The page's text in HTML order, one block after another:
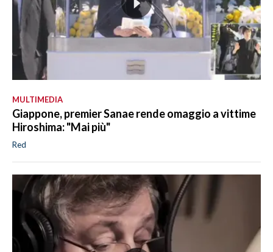
MULTIMEDIA
Giappone, premier Sanae rende omaggio a vittime
Hiroshima: "Mai più"
Red